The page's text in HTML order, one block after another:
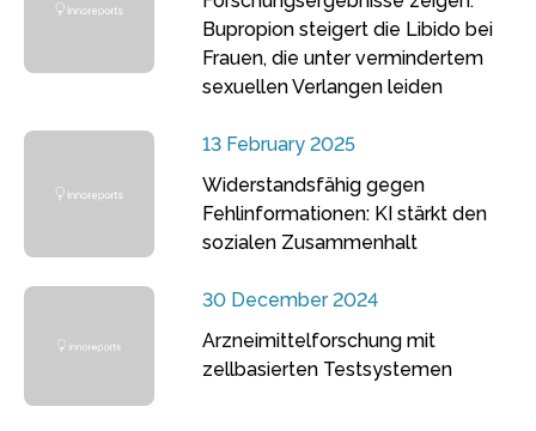
Bupropion steigert die Libido bei
Frauen, die unter vermindertem
sexuellen Verlangen leiden
13 February 2025
Widerstandsfähig gegen
Fehlinformationen: KI stärkt den
sozialen Zusammenhalt
30 December 2024
Arzneimittelforschung mit
zellbasierten Testsystemen